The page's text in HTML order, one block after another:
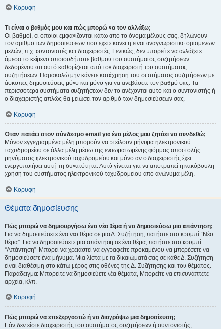
Κορυφή
Τι είναι ο βαθμός μου και πώς μπορώ να τον αλλάξω;
Οι βαθμοί, οι οποίοι εμφανίζονται κάτω από το όνομα μέλους σας, δηλώνουν
τον αριθμό των δημοσιεύσεων που έχετε κάνει ή είναι αναγνωριστικό ορισμένων
μελών, π.χ. συντονιστές και διαχειριστές. Γενικώς, δεν μπορείτε να αλλάξετε
άμεσα το κείμενο οποιουδήποτε βαθμού του συστήματος συζητήσεων
δεδομένου ότι αυτό καθορίζεται από τον διαχειριστή του συστήματος
συζητήσεων. Παρακαλώ μην κάνετε κατάχρηση του συστήματος συζητήσεων με
άσκοπες δημοσιεύσεις μόνο και μόνο για να ανεβάσετε τον βαθμό σας. Τα
περισσότερα συστήματα συζητήσεων δεν το ανέχονται αυτό και ο συντονιστής ή
ο διαχειριστής απλώς θα μειώσει τον αριθμό των δημοσιεύσεων σας.
Κορυφή
Όταν πατάω στον σύνδεσμο email για ένα μέλος μου ζητάει να συνδεθώ;
Μόνον εγγεγραμμένα μέλη μπορούν να στείλουν μήνυμα ηλεκτρονικού
ταχυδρομείου σε άλλα μέλη μέσω της ενσωματωμένης φόρμας αποστολής
μηνύματος ηλεκτρονικού ταχυδρομείου και μόνο αν ο διαχειριστής έχει
ενεργοποιήσει αυτή τη δυνατότητα. Αυτό γίνεται για να αποτραπεί η κακόβουλη
χρήση του συστήματος ηλεκτρονικού ταχυδρομείου από ανώνυμα μέλη.
Κορυφή
Θέματα δημοσίευσης
Πώς μπορώ να δημιουργήσω ένα νέο θέμα ή να δημοσιεύσω μια απάντηση;
Για να δημοσιεύσετε ένα νέο θέμα σε μια Δ. Συζήτηση, πατήστε στο κουμπί “Νέο
θέμα”. Για να δημοσιεύσετε μια απάντηση σε ένα θέμα, πατήστε στο κουμπί
“Απάντηση”. Μπορεί να χρειαστεί να εγγραφείτε προκειμένου να μπορέσετε να
δημοσιεύσετε ένα μήνυμα. Μια λίστα με τα δικαιώματά σας σε κάθε Δ. Συζήτηση
είναι διαθέσιμη στο κάτω μέρος στις οθόνες της Δ. Συζήτησης και του θέματος.
Παράδειγμα: Μπορείτε να δημοσιεύετε νέα θέματα, Μπορείτε να επισυνάπτετε
αρχεία, κλπ.
Κορυφή
Πώς μπορώ να επεξεργαστώ ή να διαγράψω μια δημοσίευση;
Εάν δεν είστε διαχειριστής του συστήματος συζητήσεων ή συντονιστής,